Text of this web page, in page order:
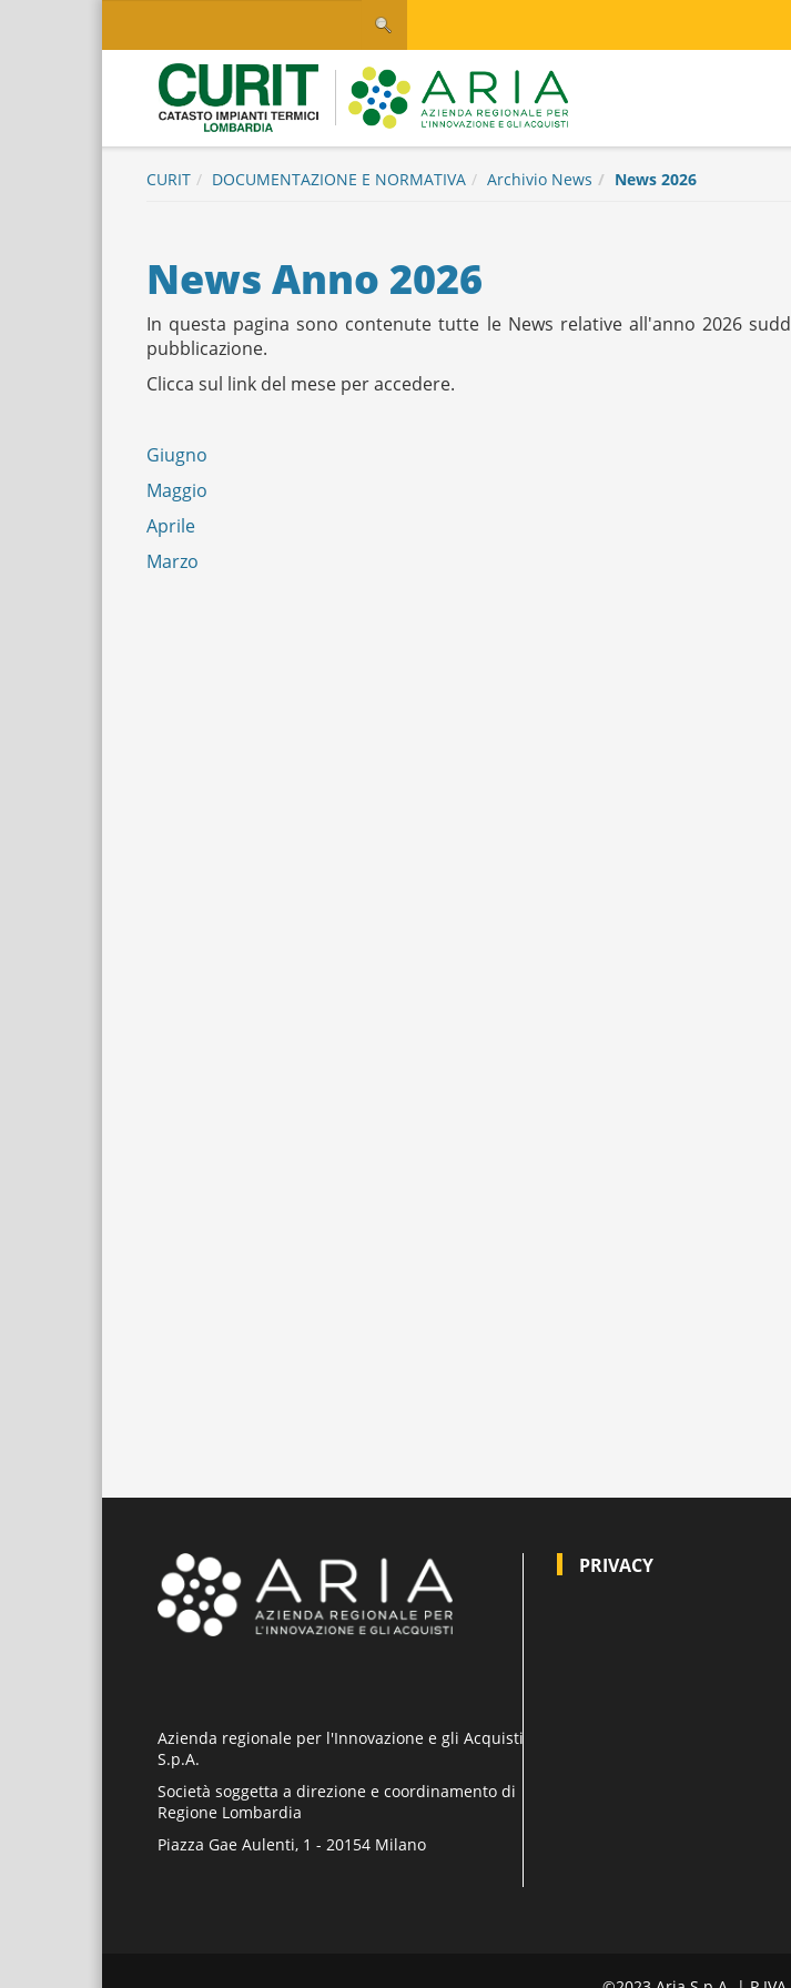
principale
Logo
CURIT DOCUMENTAZIONE E NORMATIVA Archivio News News 2026
News Anno 2026
In questa pagina sono contenute tutte le News relative all'anno 2026
pubblicazione.
Clicca sul link del mese per accedere.
Giugno
Maggio
Aprile
Marzo
Azienda regionale per l'Innovazione e gli Acquisti
S.p.A.
Società soggetta a direzione e coordinamento di
Regione Lombardia
Piazza Gae Aulenti, 1 - 20154 Milano
PRIVACY